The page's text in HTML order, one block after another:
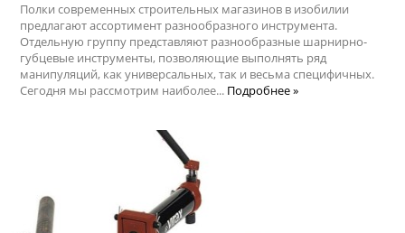
Полки современных строительных магазинов в изобилии
предлагают ассортимент разнообразного инструмента.
Отдельную группу представляют разнообразные шарнирно-
губцевые инструменты, позволяющие выполнять ряд
манипуляций, как универсальных, так и весьма специфичных.
Сегодня мы рассмотрим наиболее... Подробнее »